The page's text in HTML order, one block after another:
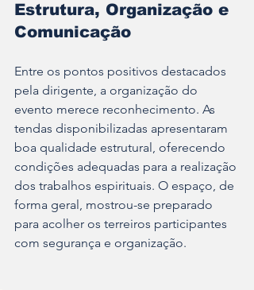
Estrutura, Organização e
Comunicação
Entre os pontos positivos destacados
pela dirigente, a organização do
evento merece reconhecimento. As
tendas disponibilizadas apresentaram
boa qualidade estrutural, oferecendo
condições adequadas para a realização
dos trabalhos espirituais. O espaço, de
forma geral, mostrou-se preparado
para acolher os terreiros participantes
com segurança e organização.